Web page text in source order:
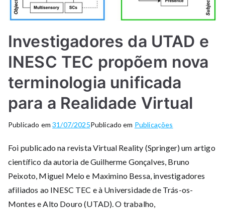
Investigadores da UTAD e
INESC TEC propõem nova
terminologia unificada
para a Realidade Virtual
Publicado em31/07/2025Publicado em Publicações
Foi publicado na revista Virtual Reality (Springer) um artigo
científico da autoria de Guilherme Gonçalves, Bruno
Peixoto, Miguel Melo e Maximino Bessa, investigadores
afiliados ao INESC TEC e à Universidade de Trás-os-
Montes e Alto Douro (UTAD). O trabalho,